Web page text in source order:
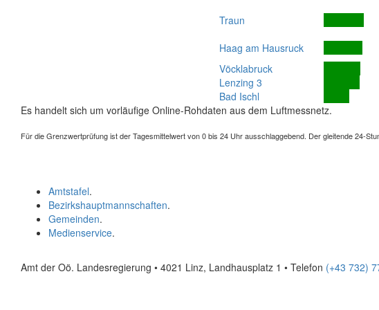
Traun
Haag am Hausruck
Vöcklabruck
Lenzing 3
Bad Ischl
Es handelt sich um vorläufige Online-Rohdaten aus dem Luftmessnetz.
Für die Grenzwertprüfung ist der Tagesmittelwert von 0 bis 24 Uhr ausschlaggebend. Der gleitende 24-
Amtstafel.
Bezirkshauptmannschaften.
Gemeinden.
Medienservice.
Amt der Oö. Landesregierung • 4021 Linz, Landhausplatz 1 • Telefon (+43 732)